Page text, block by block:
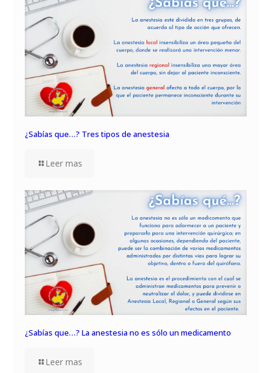
¿Sabías que…? Tres tipos de anestesia
Leer mas
¿Sabías que…? La anestesia no es sólo un medicamento
Leer mas